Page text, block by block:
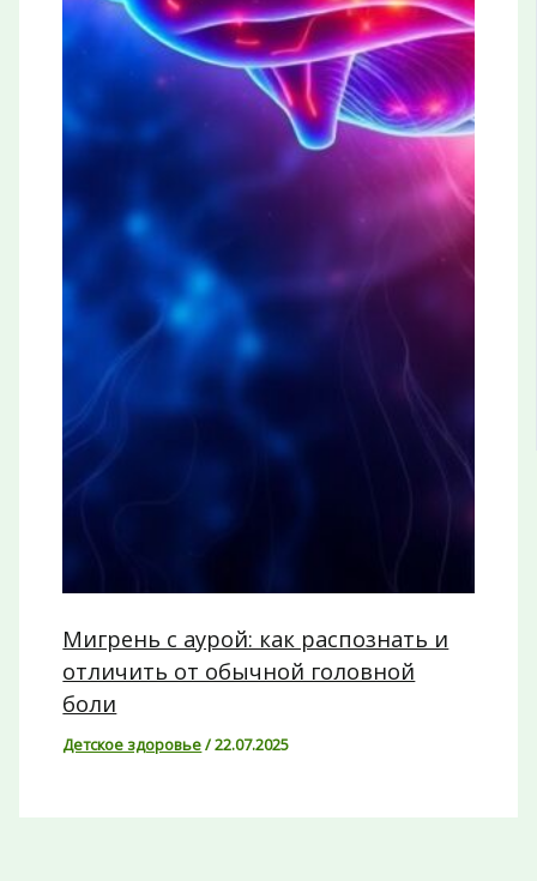
Мигрень с аурой: как распознать и
отличить от обычной головной
боли
Детское здоровье/22.07.2025